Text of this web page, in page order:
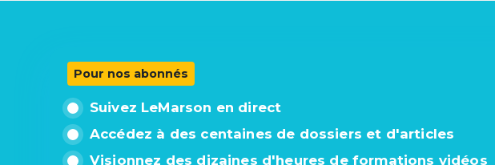
Pour nos abonnés
Suivez LeMarson en direct
Accédez à des centaines de dossiers et d'articles
Visionnez des dizaines d'heures de formations vidéos